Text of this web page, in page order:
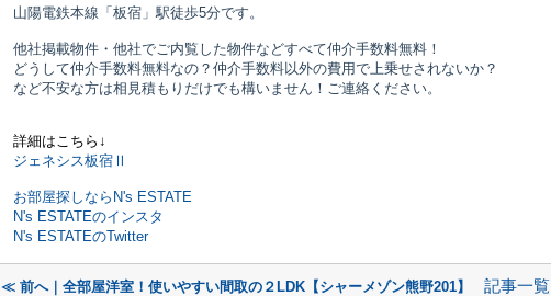
山陽電鉄本線「板宿」駅徒歩5分です。
他社掲載物件・他社でご内覧した物件などすべて仲介手数料無料！
どうして仲介手数料無料なの？仲介手数料以外の費用で上乗せされないか？
など不安な方は相見積もりだけでも構いません！ご連絡ください。
詳細はこちら↓
ジェネシス板宿Ⅱ
お部屋探しならN's ESTATE
N's ESTATEのインスタ
N's ESTATEのTwitter
≪ 前へ｜全部屋洋室！使いやすい間取の２LDK【シャーメゾン熊野201】 記事一覧